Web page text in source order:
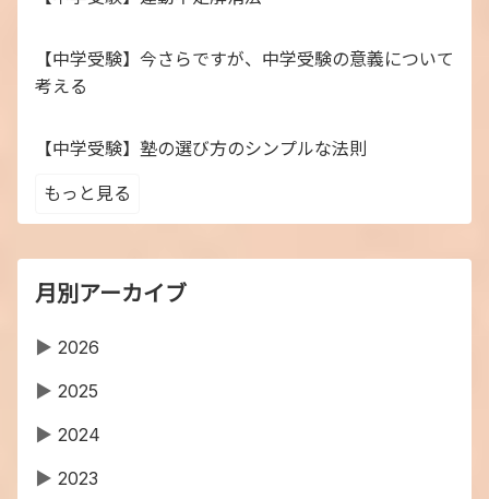
【中学受験】今さらですが、中学受験の意義について
考える
【中学受験】塾の選び方のシンプルな法則
もっと見る
月別アーカイブ
▶ 2026
▶ 2025
▶ 2024
▶ 2023